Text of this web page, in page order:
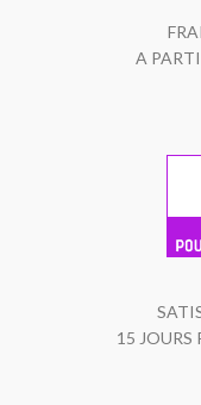
A
15 JOURS